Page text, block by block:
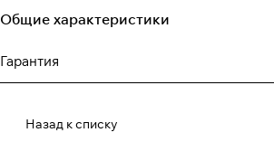
Общие характеристики
Гарантия
Назад к списку